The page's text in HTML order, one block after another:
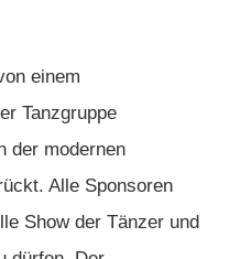
einem
Tanzgruppe
der modernen
Alle Sponsoren
Show der Tänzer und